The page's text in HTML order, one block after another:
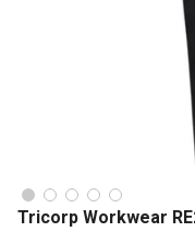
Tricorp Workwear